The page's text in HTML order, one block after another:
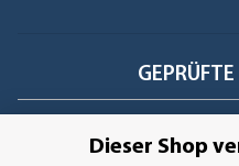
Dieser Shop